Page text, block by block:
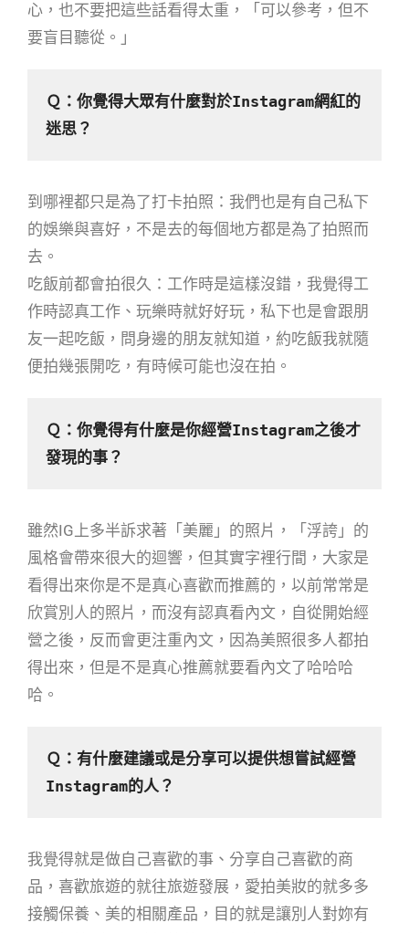
心，也不要把這些話看得太重，「可以參考，但不
要盲目聽從。」
Ｑ：你覺得大眾有什麼對於Instagram網紅的
迷思？
到哪裡都只是為了打卡拍照：我們也是有自己私下
的娛樂與喜好，不是去的每個地方都是為了拍照而
去。
吃飯前都會拍很久：工作時是這樣沒錯，我覺得工
作時認真工作、玩樂時就好好玩，私下也是會跟朋
友一起吃飯，問身邊的朋友就知道，約吃飯我就隨
便拍幾張開吃，有時候可能也沒在拍。
Ｑ：你覺得有什麼是你經營Instagram之後才
發現的事？
雖然IG上多半訴求著「美麗」的照片，「浮誇」的
風格會帶來很大的迴響，但其實字裡行間，大家是
看得出來你是不是真心喜歡而推薦的，以前常常是
欣賞別人的照片，而沒有認真看內文，自從開始經
營之後，反而會更注重內文，因為美照很多人都拍
得出來，但是不是真心推薦就要看內文了哈哈哈
哈。
Ｑ：有什麼建議或是分享可以提供想嘗試經營
Instagram的人？
我覺得就是做自己喜歡的事、分享自己喜歡的商
品，喜歡旅遊的就往旅遊發展，愛拍美妝的就多多
接觸保養、美的相關產品，目的就是讓別人對妳有